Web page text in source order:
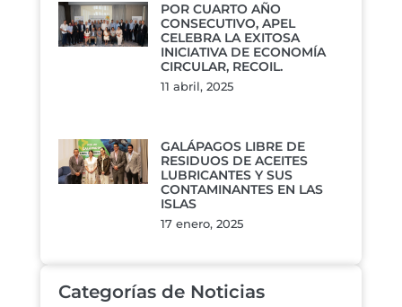
POR CUARTO AÑO
CONSECUTIVO, APEL
CELEBRA LA EXITOSA
INICIATIVA DE ECONOMÍA
CIRCULAR, RECOIL.
11 abril, 2025
GALÁPAGOS LIBRE DE
RESIDUOS DE ACEITES
LUBRICANTES Y SUS
CONTAMINANTES EN LAS
ISLAS
17 enero, 2025
Categorías de Noticias